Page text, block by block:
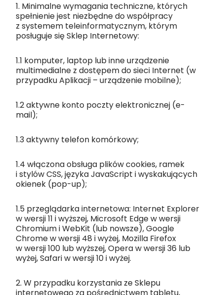
1. Minimalne wymagania techniczne, których
spełnienie jest niezbędne do współpracy
z systemem teleinformatycznym, którym
posługuje się Sklep Internetowy:
1.1 komputer, laptop lub inne urządzenie
multimedialne z dostępem do sieci Internet (w
przypadku Aplikacji – urządzenie mobilne);
1.2 aktywne konto poczty elektronicznej (e-
mail);
1.3 aktywny telefon komórkowy;
1.4 włączona obsługa plików cookies, ramek
i stylów CSS, języka JavaScript i wyskakujących
okienek (pop-up);
1.5 przeglądarka internetowa: Internet Explorer
w wersji 11 i wyższej, Microsoft Edge w wersji
Chromium i WebKit (lub nowsze), Google
Chrome w wersji 48 i wyżej, Mozilla Firefox
w wersji 100 lub wyższej, Opera w wersji 36 lub
wyżej, Safari w wersji 10 i wyżej.
2. W przypadku korzystania ze Sklepu